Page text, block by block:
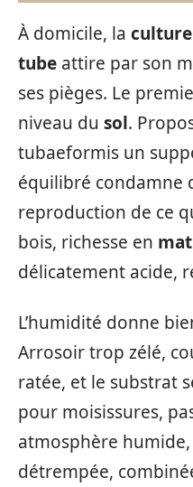
À domicile, la
tube attire par son
ses pièges. Le
niveau du sol.
tubaeformis un
équilibré condamne
reproduction de ce
bois, richesse en
délicatement acide,
L’humidité donne
Arrosoir trop zélé,
ratée, et le substrat
pour moisissures,
atmosphère
détrempée,